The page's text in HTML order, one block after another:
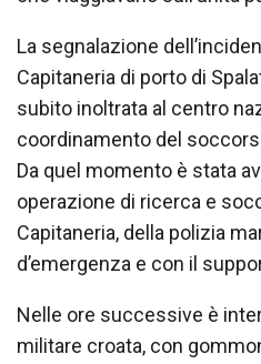
La segnalazione
Capitaneria di porto di
subito inoltrata al centro
coordinamento del
Da quel momento è stata
operazione di ricerca e
Capitaneria, della polizia
d’emergenza e con il
Nelle ore successive è
militare croata, con